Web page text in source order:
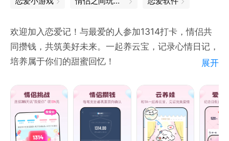
欢迎加入恋爱记！与最爱的人参加1314打卡，情侣共
同攒钱，共筑美好未来。一起养云宝，记录心情日记，
培养属于你们的甜蜜回忆！
1314打卡：情侣365天互说我爱你甜蜜打卡，赢1314
元甜蜜现金奖励！
情侣攒钱：情侣共同攒钱，助力共同目标与爱情守护！
100件小事：和TA完成爱的一件件小事，记录甜蜜瞬
展开